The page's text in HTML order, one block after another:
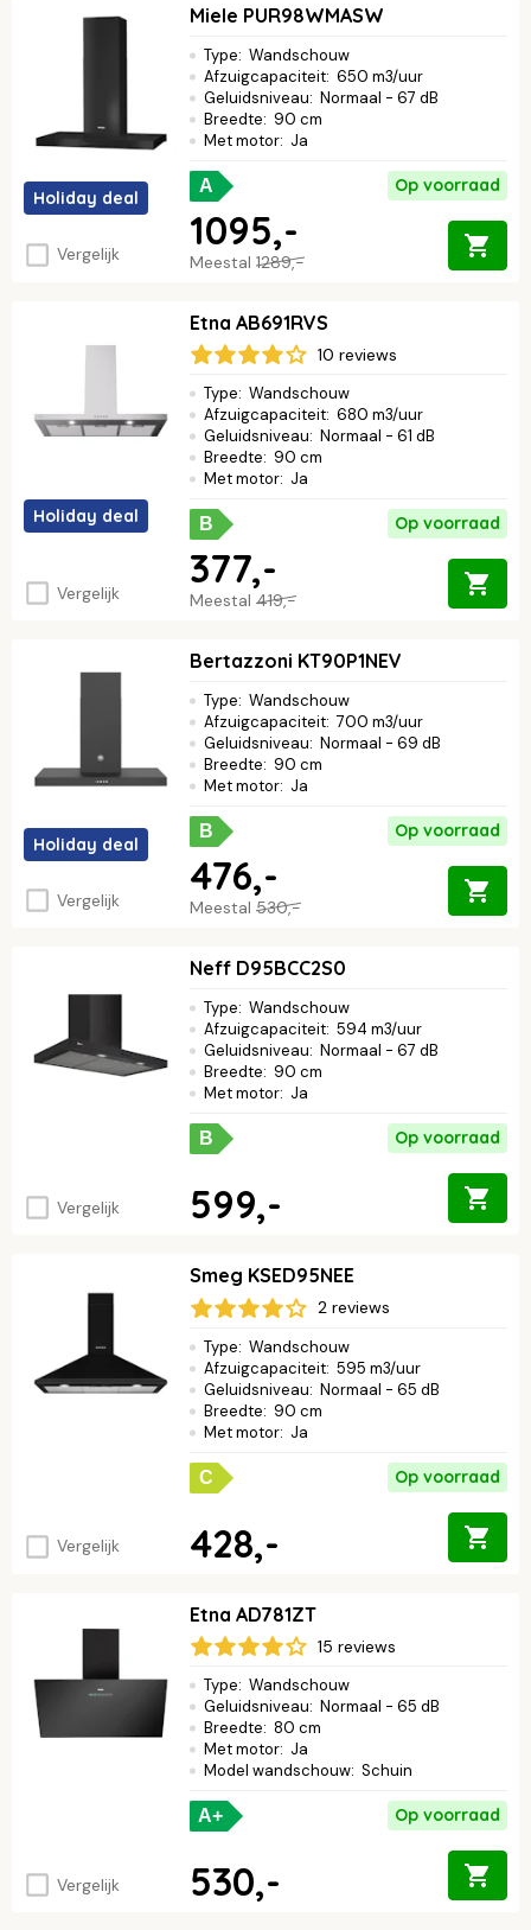
Holiday deal
Vergelijk
Miele PUR98WMASW
Type: Wandschouw
Afzuigcapaciteit: 650 m3/uur
Geluidsniveau: Normaal - 67 dB
Breedte: 90 cm
Met motor: Ja
A Op voorraad
Meestal 1289,-
1095,-
Holiday deal
Vergelijk
Etna AB691RVS
10 reviews
Type: Wandschouw
Afzuigcapaciteit: 680 m3/uur
Geluidsniveau: Normaal - 61 dB
Breedte: 90 cm
Met motor: Ja
B Op voorraad
Meestal 419,-
377,-
Holiday deal
Vergelijk
Bertazzoni KT90P1NEV
Type: Wandschouw
Afzuigcapaciteit: 700 m3/uur
Geluidsniveau: Normaal - 69 dB
Breedte: 90 cm
Met motor: Ja
B Op voorraad
Meestal 530,-
476,-
Vergelijk
Neff D95BCC2S0
Type: Wandschouw
Afzuigcapaciteit: 594 m3/uur
Geluidsniveau: Normaal - 67 dB
Breedte: 90 cm
Met motor: Ja
B Op voorraad
599,-
Vergelijk
Smeg KSED95NEE
2 reviews
Type: Wandschouw
Afzuigcapaciteit: 595 m3/uur
Geluidsniveau: Normaal - 65 dB
Breedte: 90 cm
Met motor: Ja
C Op voorraad
428,-
Vergelijk
Etna AD781ZT
15 reviews
Type: Wandschouw
Geluidsniveau: Normaal - 65 dB
Breedte: 80 cm
Met motor: Ja
Model wandschouw: Schuin
A+ Op voorraad
530,-